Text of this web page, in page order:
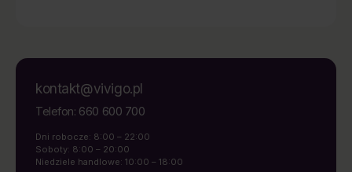
kontakt@vivigo.pl
Telefon: 660 600 700
Dni robocze: 8:00 – 22:00
Soboty: 8:00 – 20:00
Niedziele handlowe: 10:00 – 18:00